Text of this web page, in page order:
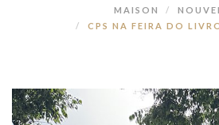
MAISON
CPS NA FEIRA DO